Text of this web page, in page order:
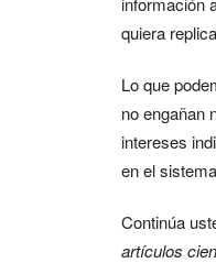
quiera
Lo que
no engañan
intereses
en el
Continúa
artículos